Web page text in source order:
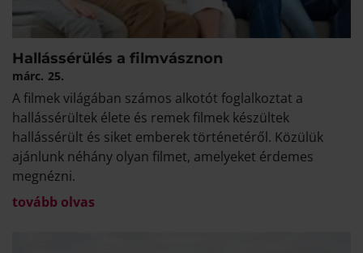
Hallássérülés a filmvásznon
márc. 25.
A filmek világában számos alkotót foglalkoztat a
hallássérültek élete és remek filmek készültek
hallássérült és siket emberek történetéről. Közülük
ajánlunk néhány olyan filmet, amelyeket érdemes
megnézni.
tovább olvas